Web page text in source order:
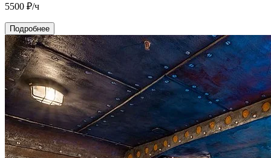
5500 ₽/ч
Подробнее